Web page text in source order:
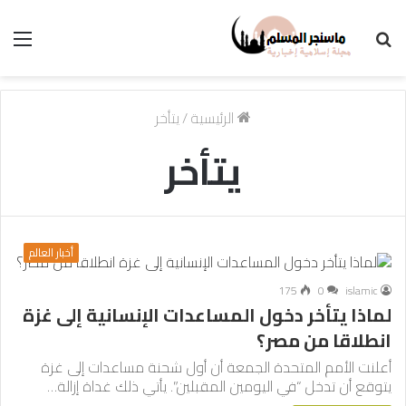
الرئيسية/يتأخر
يتأخر
أخبار العالم
islamic
0
175
لماذا يتأخر دخول المساعدات الإنسانية إلى غزة
انطلاقا من مصر؟
أعلنت الأمم المتحدة الجمعة أن أول شحنة مساعدات إلى غزة
يتوقع أن تدخل “في اليومين المقبلين”. يأتي ذلك غداة إزالة…